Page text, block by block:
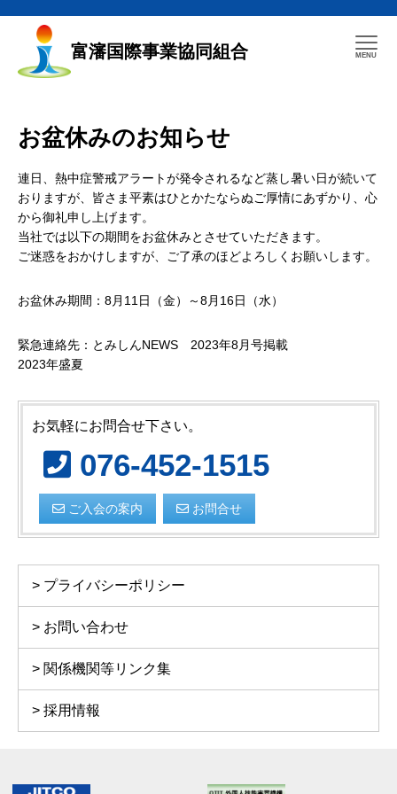
富瀋国際事業協同組合
お盆休みのお知らせ
連日、熱中症警戒アラートが発令されるなど蒸し暑い日が続いて
おりますが、皆さま平素はひとかたならぬご厚情にあずかり、心
から御礼申し上げます。
当社では以下の期間をお盆休みとさせていただきます。
ご迷惑をおかけしますが、ご了承のほどよろしくお願いします。
お盆休み期間：8月11日（金）～8月16日（水）
緊急連絡先：とみしんNEWS 2023年8月号掲載
2023年盛夏
お気軽にお問合せ下さい。
076-452-1515
ご入会の案内 お問合せ
プライバシーポリシー
お問い合わせ
関係機関等リンク集
採用情報